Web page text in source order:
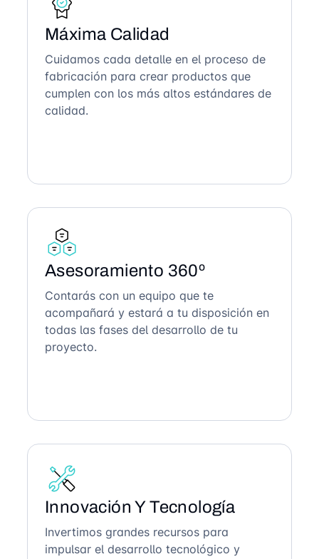
Máxima Calidad
Cuidamos cada detalle en el proceso de
fabricación para crear productos que
cumplen con los más altos estándares de
calidad.
Asesoramiento 360º
Contarás con un equipo que te
acompañará y estará a tu disposición en
todas las fases del desarrollo de tu
proyecto.
Innovación Y Tecnología
Invertimos grandes recursos para
impulsar el desarrollo tecnológico y